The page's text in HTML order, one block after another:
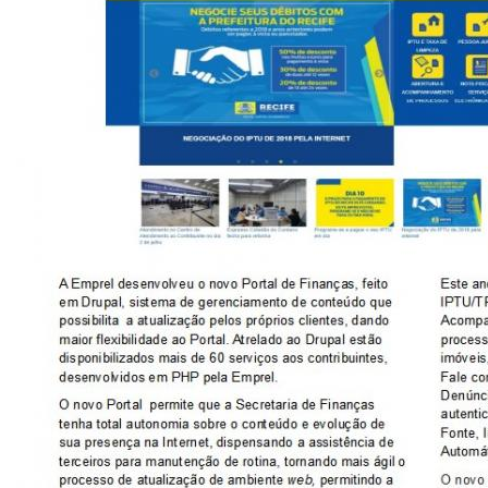
CONSULTA TODOS RECURSOS PLR
CONSULTA QUESTIONAMENTO / ESCLARECIMENTO
PGDE - PROGRAMA DE GERENCIAMENTO DO
DESEMPENHO DOS EMPREGADOS DA EMPREL
AFASTAMENTOS DOS FUNCIONÁRIOS
CAPACITAÇÃO
EVENTOS DA EMPREL
PPP - PERFIL PROFISSIOGRÁFICO
PREVIDENCIÁRIO
PROGRAMA DE ESTAGIÁRIO
SAÚDE DO TRABALHADOR
PGDE 2022
PGDE 2023
PGDE 2024
GESTÃO DA INFORMAÇÃO
BOLETIM INFORMATIVO
BPM-DAF